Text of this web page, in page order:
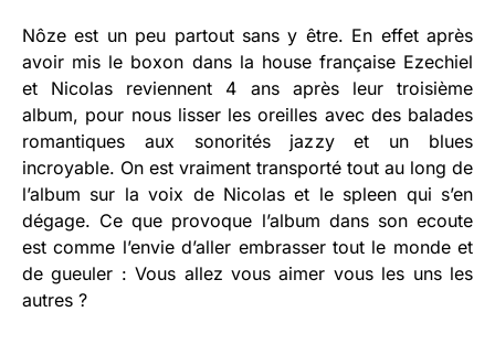
Nôze est un peu partout sans y être. En effet après
avoir mis le boxon dans la house française Ezechiel
et Nicolas reviennent 4 ans après leur troisième
album, pour nous lisser les oreilles avec des balades
romantiques aux sonorités jazzy et un blues
incroyable. On est vraiment transporté tout au long de
l’album sur la voix de Nicolas et le spleen qui s’en
dégage. Ce que provoque l’album dans son ecoute
est comme l’envie d’aller embrasser tout le monde et
de gueuler : Vous allez vous aimer vous les uns les
autres ?